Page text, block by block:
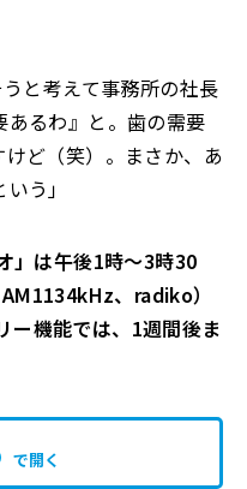
と考えて事務所の社長
あるわ』と。歯の需要
ど（笑）。まさか、あ
う」
」は午後1時～3時30
、radiko）
ー機能では、1週間後ま
で開く